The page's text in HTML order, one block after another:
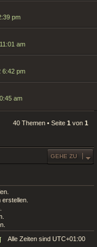
pm
am
6:42 pm
am
40 Themen • Seite 1 von 1
GEHE ZU
Alle Zeiten sind UTC+01:00